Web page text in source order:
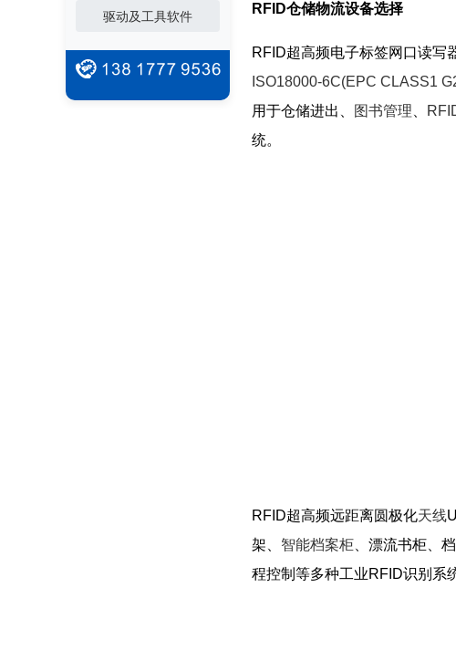
驱动及工具软件 RFID仓储物流设备选择
RFID超高频电子标签网口读写
ISO18000-6C(EPC CLASS1
用于仓储进出、
图书管理
统。
RFID超高频远距离圆极化天线
架、 智能档案柜 、漂流书柜、
程控制等多种工业RFID识别系